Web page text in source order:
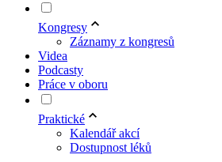
Kongresy
Záznamy z kongresů
Videa
Podcasty
Práce v oboru
Praktické
Kalendář akcí
Dostupnost léků